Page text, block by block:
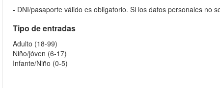
- DNI/pasaporte válido es obligatorio. Si los datos personales no
Tipo de entradas
Adulto (18-99)
Niño/jóven (6-17)
Infante/Niño (0-5)